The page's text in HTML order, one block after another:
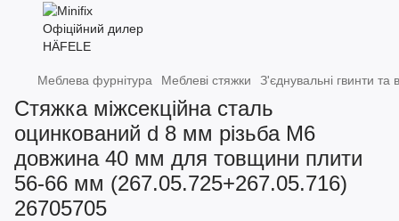
Меблева фурнітура Меблеві стяжки З'єднувальні гвинти та
Стяжка міжсекційна сталь
оцинкований d 8 мм різьба M6
довжина 40 мм для товщини плити
56-66 мм (267.05.725+267.05.716)
26705705